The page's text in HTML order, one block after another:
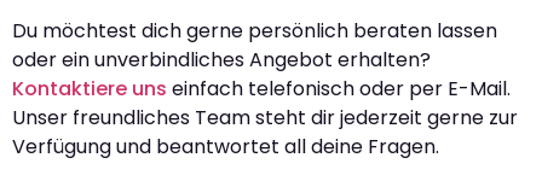
Du möchtest dich gerne persönlich beraten lassen
oder ein unverbindliches Angebot erhalten?
Kontaktiere uns einfach telefonisch oder per E-Mail.
Unser freundliches Team steht dir jederzeit gerne zur
Verfügung und beantwortet all deine Fragen.